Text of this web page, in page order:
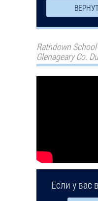
Rathdown
Glenageary Co.
Если у вас